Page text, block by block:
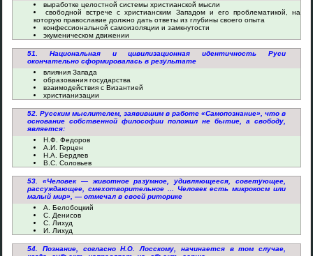
выработке целостной системы христианской мысли
свободной встрече с христианским Западом и его проблематикой, на
которую православие должно дать ответы из глубины своего опыта
конфессиональной самоизоляции и замкнутости
экуменическом движении
51. Национальная и цивилизационная идентичность Руси
окончательно сформировалась в результате
влияния Запада
образования государства
взаимодействия с Византией
христианизации
52. Русским мыслителем, заявившим в работе «Самопознание», что в
основание собственной философии положил не бытие, а свободу,
является:
Н.Ф. Федоров
А.И. Герцен
Н.А. Бердяев
В.С. Соловьев
53. «Человек — животное разумное, удивляющееся, советующее,
рассуждающее, смехотворительное ... Человек есть микрокосм или
малый мир», — отмечал в своей риторике
А. Белобоцкий
С. Денисов
С. Лихуд
И. Лихуд
54. Познание, согласно Н.О. Лосскому, начинается в том случае,